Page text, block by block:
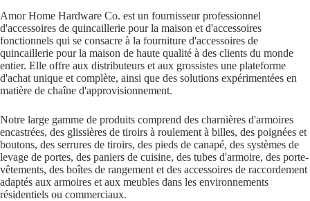
Amor Home Hardware Co. est un fournisseur professionnel
d'accessoires de quincaillerie pour la maison et d'accessoires
fonctionnels qui se consacre à la fourniture d'accessoires de
quincaillerie pour la maison de haute qualité à des clients du monde
entier. Elle offre aux distributeurs et aux grossistes une plateforme
d'achat unique et complète, ainsi que des solutions expérimentées en
matière de chaîne d'approvisionnement.
Notre large gamme de produits comprend des charnières d'armoires
encastrées, des glissières de tiroirs à roulement à billes, des poignées et
boutons, des serrures de tiroirs, des pieds de canapé, des systèmes de
levage de portes, des paniers de cuisine, des tubes d'armoire, des porte-
vêtements, des boîtes de rangement et des accessoires de raccordement
adaptés aux armoires et aux meubles dans les environnements
résidentiels ou commerciaux.